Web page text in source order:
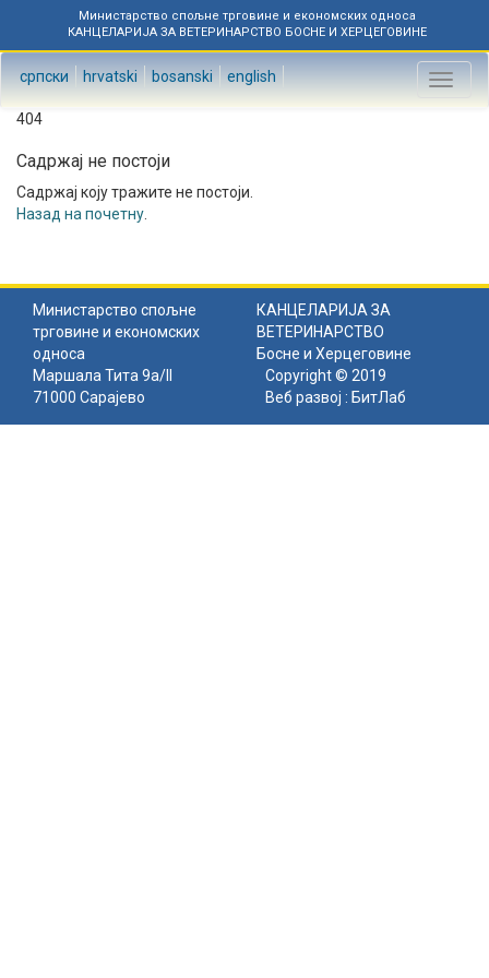
Министарство спољне трговине и економских односа
КАНЦЕЛАРИЈА ЗА ВЕТЕРИНАРСТВО БОСНЕ И ХЕРЦЕГОВИНЕ
српски hrvatski bosanski english
Toggle
404
Садржај не постоји
Садржај коју тражите не постоји.
Назад на почетну
Министарство спољне
трговине и економских
односа
КАНЦЕЛАРИЈА ЗА
ВЕТЕРИНАРСТВО
Босне и Херцеговине
Маршала Тита 9а/II
71000 Сарајево
Copyright © 2019
Веб развој : БитЛаб